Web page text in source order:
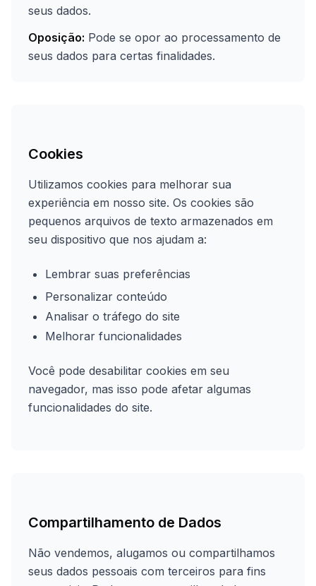
seus dados.
Oposição: Pode se opor ao processamento de
seus dados para certas finalidades.
Cookies
Utilizamos cookies para melhorar sua
experiência em nosso site. Os cookies são
pequenos arquivos de texto armazenados em
seu dispositivo que nos ajudam a:
Lembrar suas preferências
Personalizar conteúdo
Analisar o tráfego do site
Melhorar funcionalidades
Você pode desabilitar cookies em seu
navegador, mas isso pode afetar algumas
funcionalidades do site.
Compartilhamento de Dados
Não vendemos, alugamos ou compartilhamos
seus dados pessoais com terceiros para fins